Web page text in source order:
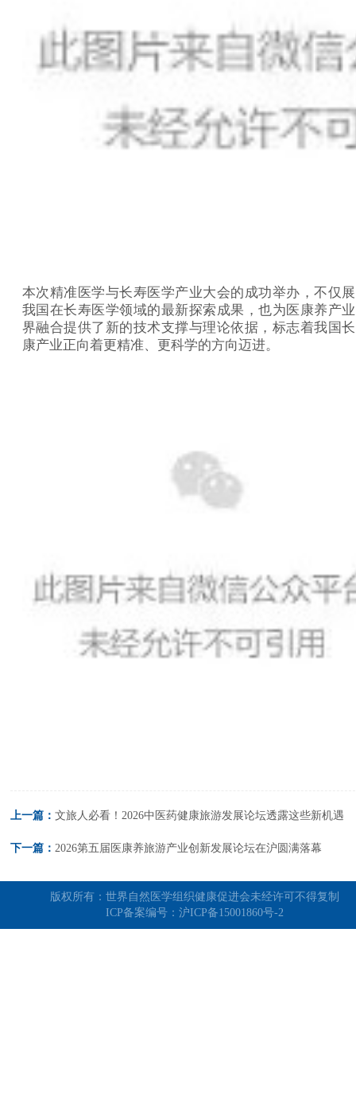
本次精准医学与长寿医学产业大会的成功举办，不仅
我国在长寿医学领域的最新探索成果，也为医康养产
界融合提供了新的技术支撑与理论依据，标志着我国
康产业正向着更精准、更科学的方向迈进。
上一篇： 文旅人必看！2026中医药健康旅游发展论坛透露这些新机遇
下一篇： 2026第五届医康养旅游产业创新发展论坛在沪圆满落幕
版权所有：世界自然医学组织健康促进会未经许可不得复制
ICP备案编号： 沪ICP备15001860号-2